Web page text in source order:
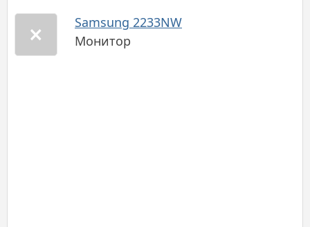
Samsung 2233NW
Монитор